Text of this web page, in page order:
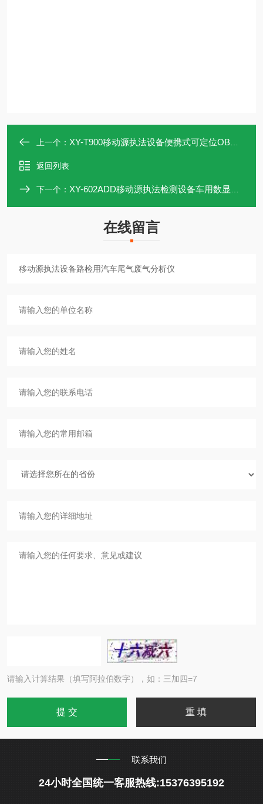
上一个： XY-T900移动源执法设备便携式可定位OBD诊断仪
返回列表
下一个： XY-602ADD移动源执法检测设备车用数显尿素折射仪
在线留言
请输入计算结果（填写阿拉伯数字），如：三加四=7
联系我们
24小时全国统一客服热线:15376395192